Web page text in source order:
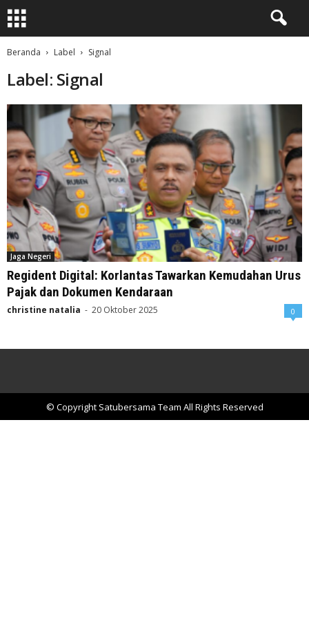
Beranda Label Signal
Label: Signal
Jaga Negeri
Regident Digital: Korlantas Tawarkan Kemudahan Urus
Pajak dan Dokumen Kendaraan
christine natalia - 20 Oktober 2025 0
© Copyright Satubersama Team All Rights Reserved